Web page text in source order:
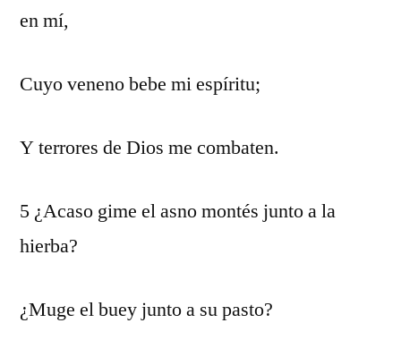
en mí,
Cuyo veneno bebe mi espíritu;
Y terrores de Dios me combaten.
5 ¿Acaso gime el asno montés junto a la
hierba?
¿Muge el buey junto a su pasto?